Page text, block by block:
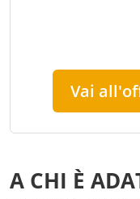
Vai
A CHI È